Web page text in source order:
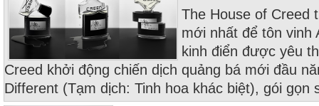
The House of Creed
mới nhất để tôn vinh
kinh điển được yêu
Creed khởi động chiến dịch quảng bá mới đầu
Different (Tạm dịch: Tinh hoa khác biệt), gói gọn